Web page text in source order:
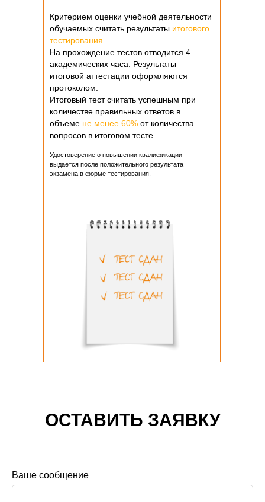
Критерием оценки учебной деятельности
обучаемых считать результаты итогового
тестирования.
На прохождение тестов отводится 4
академических часа. Результаты
итоговой аттестации оформляются
протоколом.
Итоговый тест считать успешным при
количестве правильных ответов в
объеме не менее 60% от количества
вопросов в итоговом тесте.
Удостоверение о повышении квалификации
выдается после положительного результата
экзамена в форме тестирования.
ОСТАВИТЬ ЗАЯВКУ
Ваше сообщение